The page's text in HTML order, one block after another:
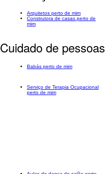
Arquitetos perto de mim
Construtora de casas perto de
mim
Cuidado de pessoas
Babás perto de mim
Serviço de Terapia Ocupacional
perto de mim